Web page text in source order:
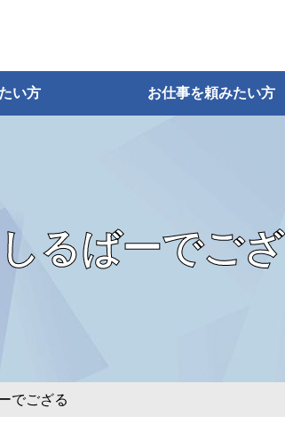
い方 お仕事を頼みたい方
るばーでご
でござる